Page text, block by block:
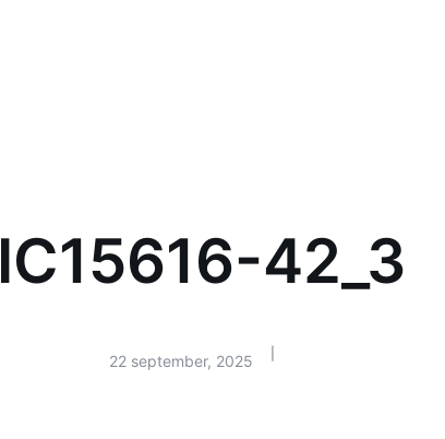
IC15616-42_3
22 september, 2025